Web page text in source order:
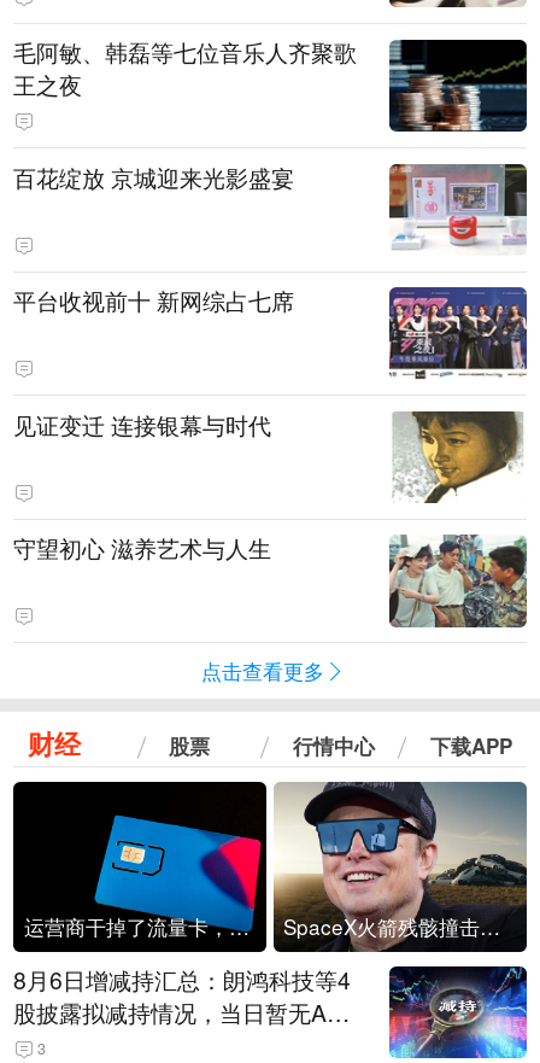
毛阿敏、韩磊等七位音乐人齐聚歌
王之夜
百花绽放 京城迎来光影盛宴
平台收视前十 新网综占七席
见证变迁 连接银幕与时代
守望初心 滋养艺术与人生
点击查看更多
财经 股票 行情中心 下载APP
运营商干掉了流量卡，他们真的玩不起了 SpaceX火箭残骸撞击月球
8月6日增减持汇总：朗鸿科技等4
股披露拟减持情况，当日暂无A股
公司披露拟增持情况（表）
3